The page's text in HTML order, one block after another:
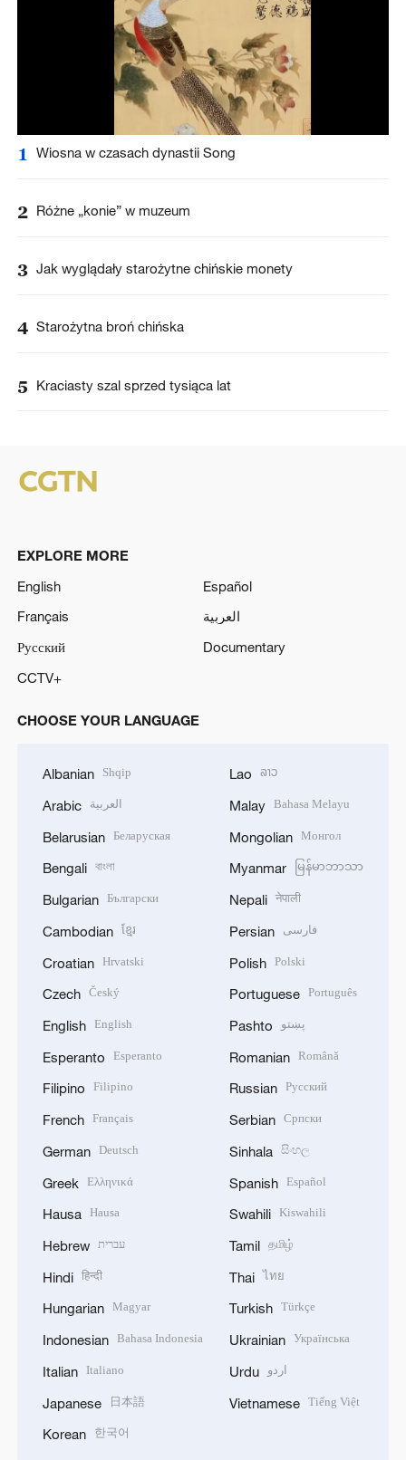
1 Wiosna w czasach dynastii Song
2 Różne „konie” w muzeum
3 Jak wyglądały starożytne chińskie monety
4 Starożytna broń chińska
5 Kraciasty szal sprzed tysiąca lat
EXPLORE MORE
English
Español
Français
العربية
Русский
Documentary
CCTV+
CHOOSE YOUR LANGUAGE
Albanian Shqip
Arabic العربية
Belarusian Беларуская
Bengali বাংলা
Bulgarian Български
Cambodian ខ្មែរ
Croatian Hrvatski
Czech Český
English English
Esperanto Esperanto
Filipino Filipino
French Français
German Deutsch
Greek Ελληνικά
Hausa Hausa
Hebrew עברית
Hindi हिन्दी
Hungarian Magyar
Indonesian Bahasa Indonesia
Italian Italiano
Japanese 日本語
Korean 한국어
Lao ລາວ
Malay Bahasa Melayu
Mongolian Монгол
Myanmar မြန်မာဘာသာ
Nepali नेपाली
Persian فارسی
Polish Polski
Portuguese Português
Pashto پښتو
Romanian Română
Russian Русский
Serbian Српски
Sinhala සිංහල
Spanish Español
Swahili Kiswahili
Tamil தமிழ்
Thai ไทย
Turkish Türkçe
Ukrainian Українська
Urdu اردو
Vietnamese Tiếng Việt